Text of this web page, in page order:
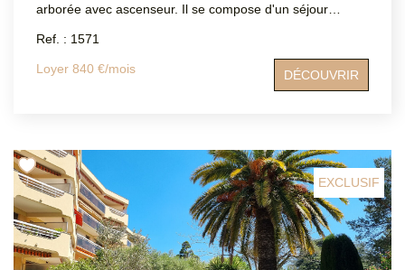
arborée avec ascenseur. Il se compose d'un séjour
indépendante bien aménagée, d'une chambre avec
placard, ainsi que d'une salle de bain avec baignoire.
Vous bénéficierez en plus d'une place de parking !
Ref. : 1571
Loyer 840 €/mois DÉCOUVRIR
EXCLUSIF